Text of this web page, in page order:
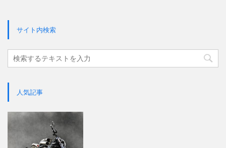
サイト内検索
人気記事